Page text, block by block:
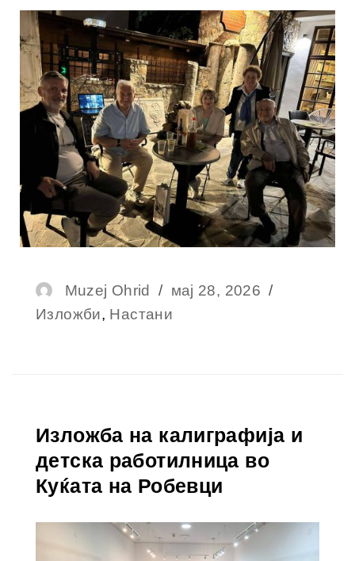
Muzej Ohrid
мај 28, 2026
Изложби, Настани
Изложба на калиграфија и
детска работилница во
Куќата на Робевци